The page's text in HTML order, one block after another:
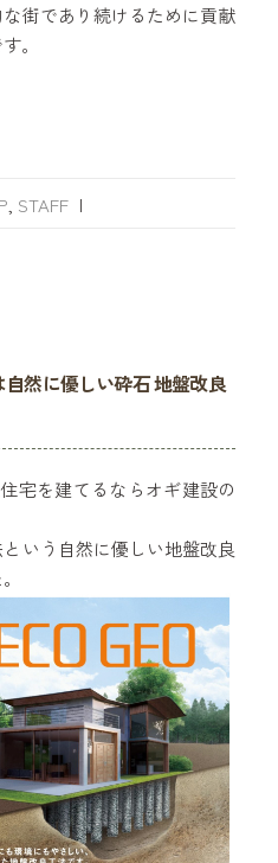
街であり続けるために貢献
。
STAFF |
然に優しい砕石 地盤改良
宅を建てるならオギ建設の
いう自然に優しい地盤改良